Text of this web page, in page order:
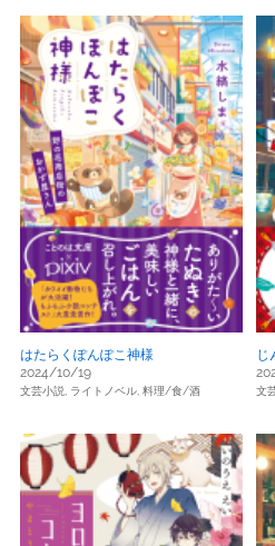
はたらくぽんぽこ神様
2024/10/19
文芸小説, ライトノベル, 料理/食/酒
じ
文